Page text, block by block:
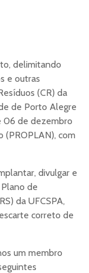
delimitando
e outras
(CR) da
de Porto Alegre
06 de dezembro
com
divulgar e
de
da UFCSPA,
correto de
um membro